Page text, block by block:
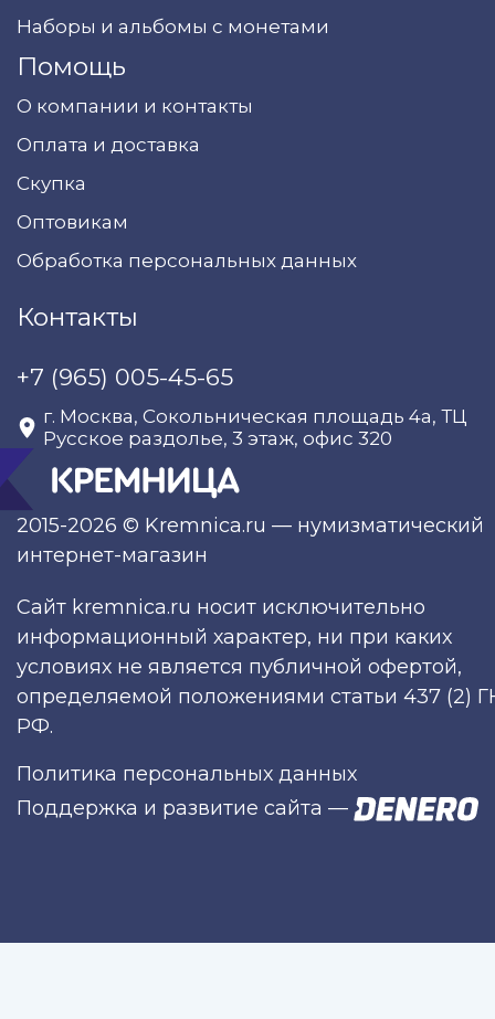
2015-2026 © Kremnica.ru — нумизматический
интернет-магазин
Наборы и альбомы с монетами
Помощь
О компании и контакты
Оплата и доставка
Скупка
Оптовикам
Обработка персональных данных
Контакты
+7 (965) 005-45-65
г. Москва, Сокольническая площадь 4а, ТЦ
Русское раздолье, 3 этаж, офис 320
Сайт kremnica.ru носит исключительно
информационный характер, ни при каких
условиях не является публичной офертой,
определяемой положениями статьи 437 (2)
РФ.
Политика персональных данных
Поддержка и развитие сайта —